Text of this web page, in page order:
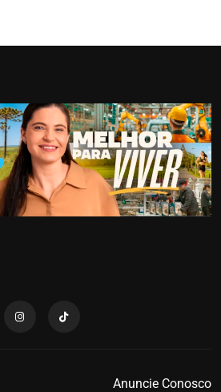
Anuncie Conosco